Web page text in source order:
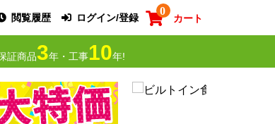
閲覧履歴 ログイン/登録
0
カート
証商品3年・工事10年!